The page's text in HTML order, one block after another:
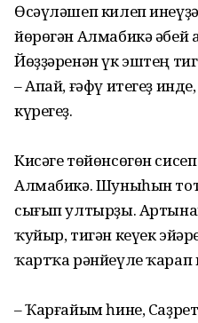
Өсәүләшеп килеп
йөрөгән Алмабикә әбей
Йөҙҙәренән үк эштең
– Апай, ғәфү итегеҙ
күрегеҙ.
Кисәге төйөнсөгөн
Алмабикә. Шуныһын
сығып ултырҙы.
ҡуйыр, тигән кеүек
ҡартҡа рәнйеүле ҡарап
– Ҡарғайым һине,